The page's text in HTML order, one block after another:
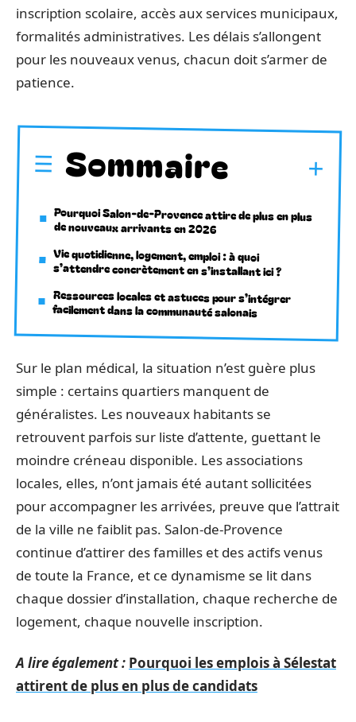
inscription scolaire, accès aux services municipaux,
formalités administratives. Les délais s’allongent
pour les nouveaux venus, chacun doit s’armer de
patience.
Sommaire
Pourquoi Salon-de-Provence attire de plus en plus
de nouveaux arrivants en 2026
Vie quotidienne, logement, emploi : à quoi
s’attendre concrètement en s’installant ici ?
Ressources locales et astuces pour s’intégrer
facilement dans la communauté salonais
Sur le plan médical, la situation n’est guère plus
simple : certains quartiers manquent de
généralistes. Les nouveaux habitants se
retrouvent parfois sur liste d’attente, guettant le
moindre créneau disponible. Les associations
locales, elles, n’ont jamais été autant sollicitées
pour accompagner les arrivées, preuve que l’attrait
de la ville ne faiblit pas. Salon-de-Provence
continue d’attirer des familles et des actifs venus
de toute la France, et ce dynamisme se lit dans
chaque dossier d’installation, chaque recherche de
logement, chaque nouvelle inscription.
A lire également : Pourquoi les emplois à Sélestat
attirent de plus en plus de candidats